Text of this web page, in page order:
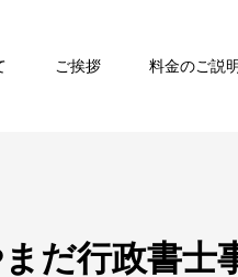
ご挨拶 料金のご説明
だ行政書士